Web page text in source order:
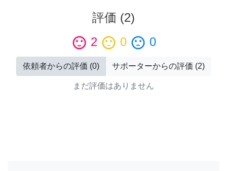
評価 (2)
sentiment_satisfied 2 sentiment_neutral 0 sentiment_dissatisfied 0
依頼者からの評価 (0) サポーターからの評価 (2)
まだ評価はありません